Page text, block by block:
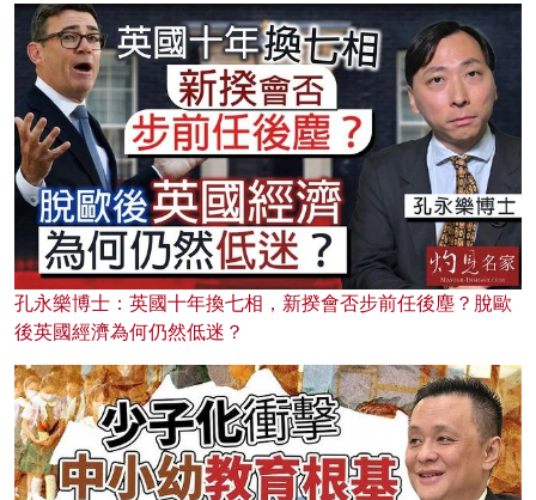
孔永樂博士：英國十年換七相，新揆會否步前任後塵？脫歐
後英國經濟為何仍然低迷？